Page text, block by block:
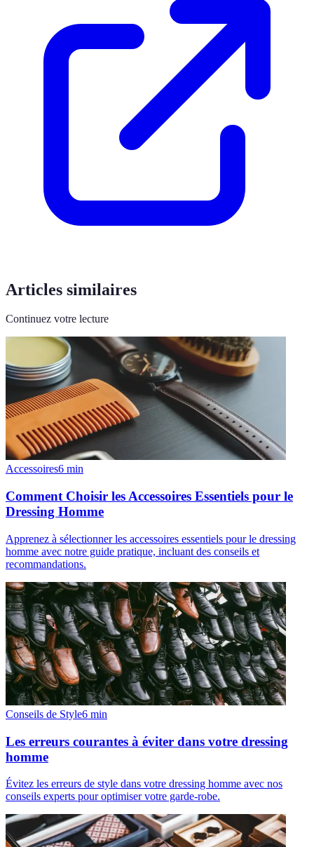
Articles similaires
Continuez votre lecture
Accessoires6 min
Comment Choisir les Accessoires Essentiels pour le
Dressing Homme
Apprenez à sélectionner les accessoires essentiels pour le dressing
homme avec notre guide pratique, incluant des conseils et
recommandations.
Conseils de Style6 min
Les erreurs courantes à éviter dans votre dressing
homme
Évitez les erreurs de style dans votre dressing homme avec nos
conseils experts pour optimiser votre garde-robe.